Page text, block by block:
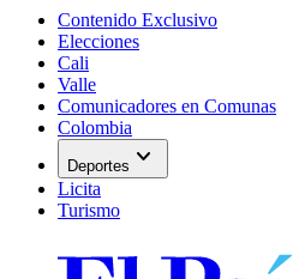
Contenido Exclusivo
Elecciones
Cali
Valle
Comunicadores en Comunas
Colombia
Deportes expand_more
Licita
Turismo